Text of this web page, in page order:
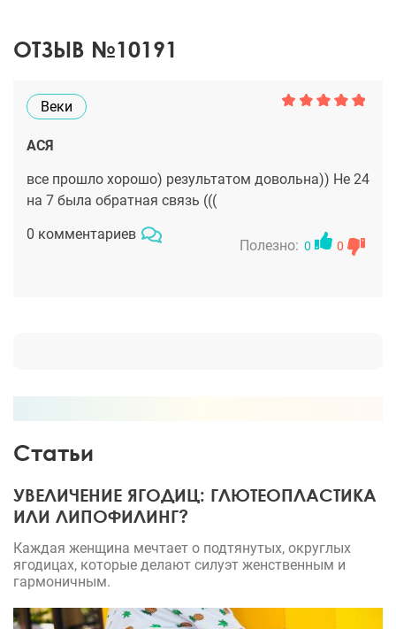
ОТЗЫВ №10191
Веки
АСЯ
все прошло хорошо) результатом довольна)) Не 24
на 7 была обратная связь (((
0 комментариев
Полезно: 0 0
Статьи
УВЕЛИЧЕНИЕ ЯГОДИЦ: ГЛЮТЕОПЛАСТИКА
ИЛИ ЛИПОФИЛИНГ?
Каждая женщина мечтает о подтянутых, округлых
ягодицах, которые делают силуэт женственным и
гармоничным.